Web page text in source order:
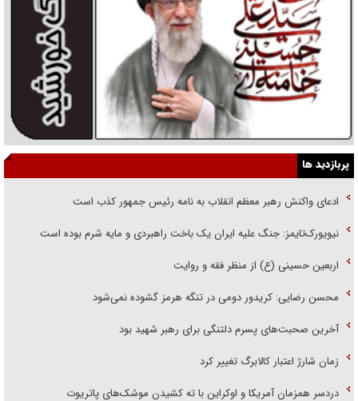
پربازدید ها
ادعای واکنش رهبر معظم انقلاب به نامه رئیس جمهور کذب است
نیویورک‌تایمز: جنگ علیه ایران یک باخت راهبردی و مایه شرم بوده است
اربعین حسینی (ع) از منظر فقه و روایت
محسن رضایی: کریدور دومی در تنگه هرمز گشوده نمی‌شود
آخرین صحبت‌های پسرم دلتنگی برای رهبر شهید بود
زمان شارژ اعتبار کالابرگ تغییر کرد
دردسر همزمان آمریکا و اوکراین با ته کشیدن موشک‌های پاتریوت